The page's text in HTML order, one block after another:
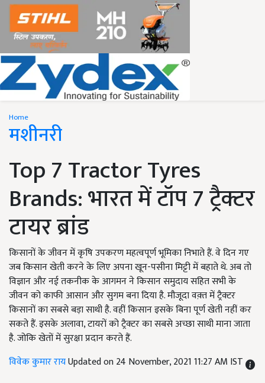
Home
मशीनरी
Top 7 Tractor Tyres
Brands: भारत में टॉप 7 ट्रैक्टर
टायर ब्रांड
किसानों के जीवन में कृषि उपकरण महत्वपूर्ण भूमिका निभाते हैं. वे दिन गए
जब किसान खेती करने के लिए अपना खून-पसीना मिट्टी में बहाते थे. अब तो
विज्ञान और नई तकनीक के आगमन ने किसान समुदाय सहित सभी के
जीवन को काफी आसान और सुगम बना दिया है. मौजूदा वक़्त में ट्रैक्टर
किसानों का सबसे बड़ा साथी है. वहीं किसान इसके बिना पूर्ण खेती नहीं कर
सकते हैं. इसके अलावा, टायरों को ट्रैक्टर का सबसे अच्छा साथी माना जाता
है. जोकि खेतों में सुरक्षा प्रदान करते हैं.
विवेक कुमार रायUpdated on 24 November, 2021 11:27 AM IST